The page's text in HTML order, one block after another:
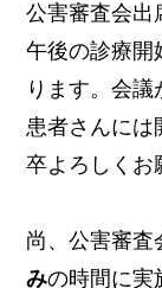
公害審査会出
午後の診療開
ります。会
患者さんには
卒よろしくお
尚、公害審査
みの時間に実